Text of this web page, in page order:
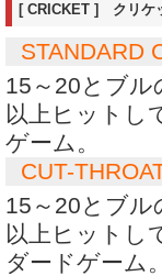
[ CRICKET ] クリケ
STANDARD
15～20とブル
以上ヒットし
ゲーム。
CUT-
15～20とブル
以上ヒットし
ダードゲーム